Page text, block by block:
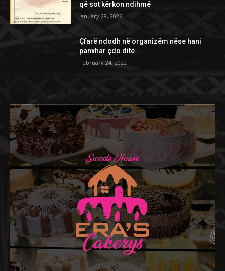
që sot kërkon ndihmë
January 28, 2026
Çfarë ndodh në organizëm nëse hani
panxhar çdo ditë
February 24, 2022